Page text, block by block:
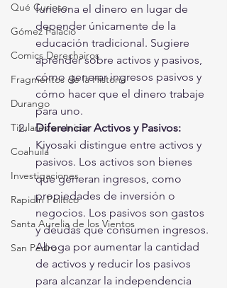
Qué Curioso
Gómez Palacio
Comics Derechairos
Fragmentos de la Historia
Durango
Titulares en Inicio
Coahuila
Investigaciones
Rapidín Político
Santa Aurelia de los Vientos
San Pedro
funciona el dinero en lugar de
depender únicamente de la
educación tradicional. Sugiere
aprender sobre activos y pasivos,
cómo generar ingresos pasivos y
cómo hacer que el dinero trabaje
para uno.
Diferenciar Activos y Pasivos:
Kiyosaki distingue entre activos y
pasivos. Los activos son bienes
que generan ingresos, como
propiedades de inversión o
negocios. Los pasivos son gastos
y deudas que consumen ingresos.
Aboga por aumentar la cantidad
de activos y reducir los pasivos
para alcanzar la independencia